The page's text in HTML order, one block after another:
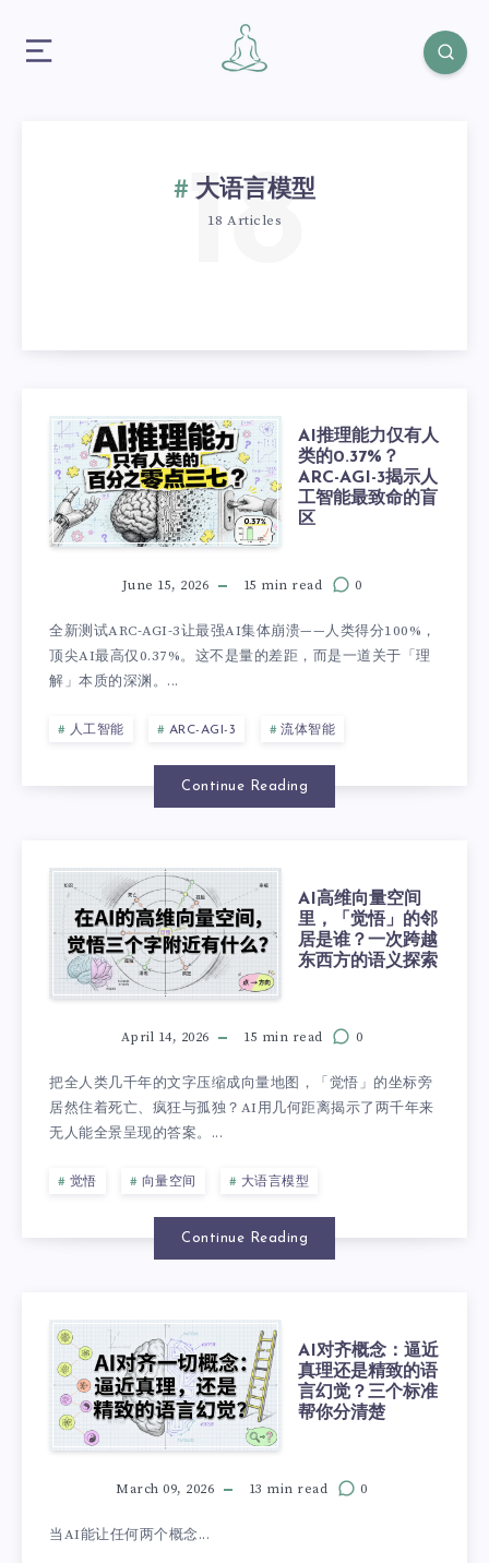
大语言模型
18 Articles
18
AI推理能力仅有人
类的0.37%？
ARC-AGI-3揭示人
工智能最致命的盲
区
June 15, 2026 15 min read 0
全新测试ARC-AGI-3让最强AI集体崩溃——人类得分100%，
顶尖AI最高仅0.37%。这不是量的差距，而是一道关于「理
解」本质的深渊。...
人工智能 ARC-AGI-3 流体智能
Continue Reading
AI高维向量空间
里，「觉悟」的邻
居是谁？一次跨越
东西方的语义探索
April 14, 2026 15 min read 0
把全人类几千年的文字压缩成向量地图，「觉悟」的坐标旁
居然住着死亡、疯狂与孤独？AI用几何距离揭示了两千年来
无人能全景呈现的答案。...
觉悟 向量空间 大语言模型
Continue Reading
AI对齐概念：逼近
真理还是精致的语
言幻觉？三个标准
帮你分清楚
March 09, 2026 13 min read 0
当AI能让任何两个概念...